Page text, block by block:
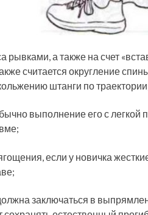
а также на счет
считается округление
штанги по
выполнение его с
если у новичка
заключаться в